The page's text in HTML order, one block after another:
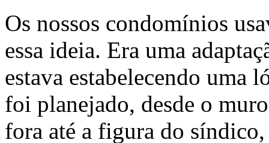
Os nossos condomínios
essa ideia. Era uma
estava estabelecendo uma
foi planejado, desde o
fora até a figura do